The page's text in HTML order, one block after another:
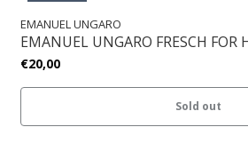
EMANUEL UNGARO
EMANUEL UNGARO FRESCH
€20,00
Sold out